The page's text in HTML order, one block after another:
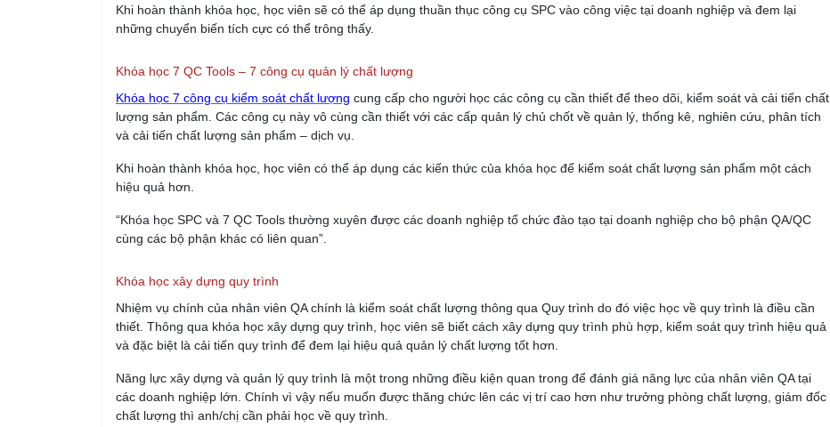
Khi hoàn thành khóa học, học viên sẽ có thể áp dụng thuần thục công cụ SPC vào công việc tại doanh nghiệp và đem lại
những chuyển biến tích cực có thể trông thấy.
Khóa học 7 QC Tools – 7 công cụ quản lý chất lượng
Khóa học 7 công cụ kiểm soát chất lượng cung cấp cho người học các công cụ cần thiết để theo dõi, kiểm soát và cải tiến chất
lượng sản phẩm. Các công cụ này vô cùng cần thiết với các cấp quản lý chủ chốt về quản lý, thống kê, nghiên cứu, phân tích
và cải tiến chất lượng sản phẩm – dịch vụ.
Khi hoàn thành khóa học, học viên có thể áp dụng các kiến thức của khóa học để kiểm soát chất lượng sản phẩm một cách
hiệu quả hơn.
“Khóa học SPC và 7 QC Tools thường xuyên được các doanh nghiệp tổ chức đào tạo tại doanh nghiệp cho bộ phận QA/QC
cùng các bộ phận khác có liên quan”.
Khóa học xây dựng quy trình
Nhiệm vụ chính của nhân viên QA chính là kiểm soát chất lượng thông qua Quy trình do đó việc học về quy trình là điều cần
thiết. Thông qua khóa học xây dựng quy trình, học viên sẽ biết cách xây dựng quy trình phù hợp, kiểm soát quy trình hiệu quả
và đặc biệt là cải tiến quy trình để đem lại hiệu quả quản lý chất lượng tốt hơn.
Năng lực xây dựng và quản lý quy trình là một trong những điều kiện quan trong để đánh giá năng lực của nhân viên QA tại
các doanh nghiệp lớn. Chính vì vậy nếu muốn được thăng chức lên các vị trí cao hơn như trưởng phòng chất lượng, giám đốc
chất lượng thì anh/chị cần phải học về quy trình.